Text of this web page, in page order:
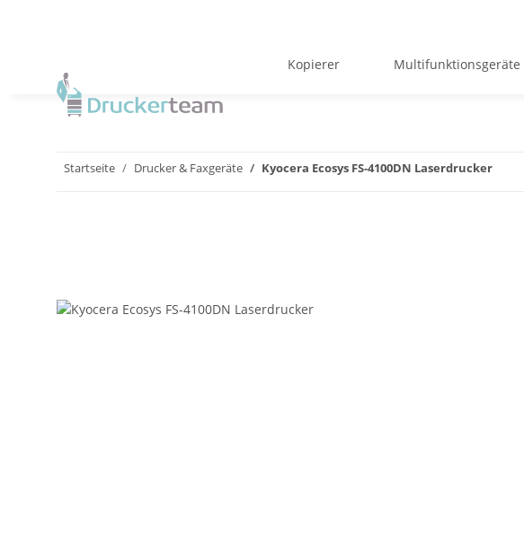
Kopierer Multifunktionsgeräte
Startseite Drucker & Faxgeräte Kyocera Ecosys FS-4100DN Laserdrucker